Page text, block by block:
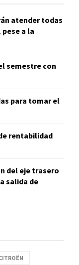
atender todas
a la
semestre con
para tomar el
rentabilidad
del eje trasero
salida de